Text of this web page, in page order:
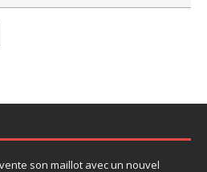
son maillot avec un nouvel